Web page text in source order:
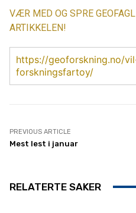
VÆR MED OG SPRE
ARTIKKELEN!
https://geoforskning.no/
forskningsfartoy/
PREVIOUS ARTICLE
Mest lest i januar
RELATERTE SAKER